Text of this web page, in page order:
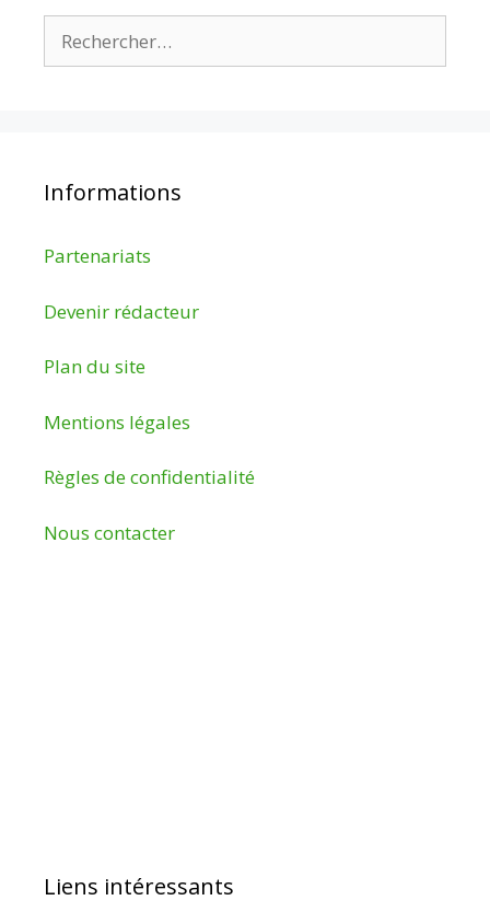
Informations
Partenariats
Devenir rédacteur
Plan du site
Mentions légales
Règles de confidentialité
Nous contacter
Liens intéressants